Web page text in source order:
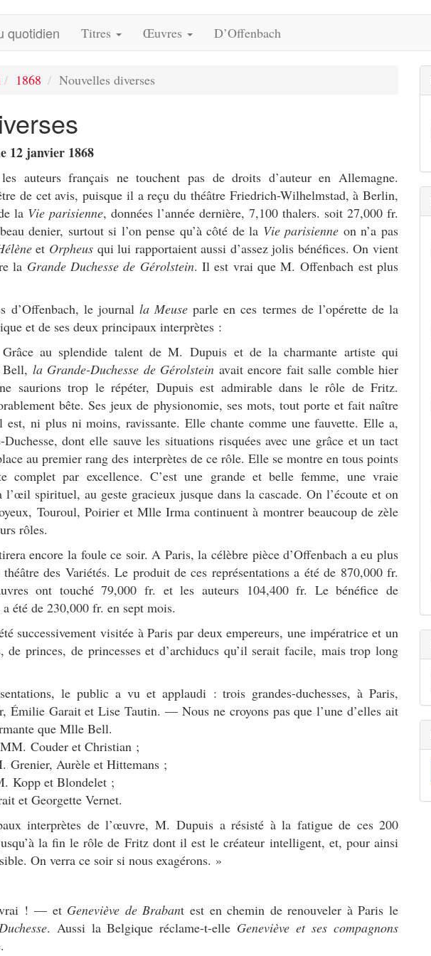
quotidien Titres Œuvres D’Offenbach
1868 Nouvelles diverses
12 janvier 1868
auteurs français ne touchent pas de droits d’auteur en Allemagne.
de cet avis, puisque il a reçu du théâtre Friedrich-Wilhelmstad, à Berlin,
la Vie parisienne, données l’année dernière, 7,100 thalers. soit 27,000 fr.
denier, surtout si l’on pense qu’à côté de la Vie parisienne on n’a pas
et Orpheusqui lui rapportaient aussi d’assez jolis bénéfices. On vient
la Grande Duchesse de Gérolstein. Il est vrai que M. Offenbach est plus
d’Offenbach, le journal la Meuse parle en ces termes de l’opérette de la
et de ses deux principaux interprètes :
au splendide talent de M. Dupuis et de la charmante artiste qui
Bell, la Grande-Duchesse de Gérolstein avait encore fait salle comble hier
saurions trop le répéter, Dupuis est admirable dans le rôle de Fritz.
bête. Ses jeux de physionomie, ses mots, tout porte et fait naître
ni plus ni moins, ravissante. Elle chante comme une fauvette. Elle a,
dont elle sauve les situations risquées avec une grâce et un tact
au premier rang des interprètes de ce rôle. Elle se montre en tous points
complet par excellence. C’est une grande et belle femme, une vraie
l’œil spirituel, au geste gracieux jusque dans la cascade. On l’écoute et on
Touroul, Poirier et Mlle Irma continuent à montrer beaucoup de zèle
rôles.
encore la foule ce soir. A Paris, la célèbre pièce d’Offenbach a eu plus
des Variétés. Le produit de ces représentations a été de 870,000 fr.
ont touché 79,000 fr. et les auteurs 104,400 fr. Le bénéfice de
été de 230,000 fr. en sept mois.
successivement visitée à Paris par deux empereurs, une impératrice et un
de princes, de princesses et d’archiducs qu’il serait facile, mais trop long
le public a vu et applaudi : trois grandes-duchesses, à Paris,
Émilie Garait et Lise Tautin. — Nous ne croyons pas que l’une d’elles ait
que Mlle Bell.
Couder et Christian ;
Grenier, Aurèle et Hittemans ;
Kopp et Blondelet ;
et Georgette Vernet.
interprètes de l’œuvre, M. Dupuis a résisté à la fatigue de ces 200
la fin le rôle de Fritz dont il est le créateur intelligent, et, pour ainsi
On verra ce soir si nous exagérons. »
vrai ! — et Geneviève de Brabant est en chemin de renouveler à Paris le
. Aussi la Belgique réclame-t-elle Geneviève et ses compagnons